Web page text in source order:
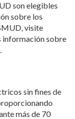
son elegibles
sobre los
visite
información sobre
.
sin fines de
más de 70